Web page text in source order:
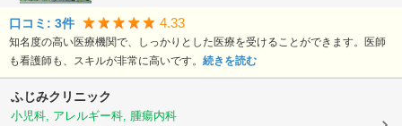
口コミ: 3件 4.33
知名度の高い医療機関で、しっかりとした医療を受けることができます。医師
も看護師も、スキルが非常に高いです。 続きを読む
ふじみクリニック
小児科, アレルギー科, 腫瘍内科